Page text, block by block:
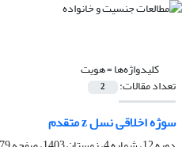
کلیدواژه‌ها =هویت
تعداد مقالات: 2
سوژه‌ اخلاقی نسل z متقدم